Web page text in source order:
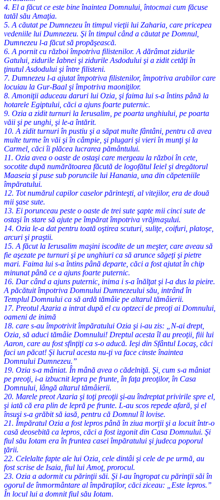
4. El a făcut ce este bine înaintea Domnului, întocmai cum făcuse
tatăl său Amaţia.
5. A căutat pe Dumnezeu în timpul vieţii lui Zaharia, care pricepea
vedeniile lui Dumnezeu. Şi în timpul când a căutat pe Domnul,
Dumnezeu l-a făcut să propăşească.
6. A pornit cu război împotriva filistenilor. A dărâmat zidurile
Gatului, zidurile Iabnei şi zidurile Asdodului şi a zidit cetăţi în
ţinutul Asdodului şi între filisteni.
7. Dumnezeu l-a ajutat împotriva filistenilor, împotriva arabilor care
locuiau la Gur-Baal şi împotriva maoniţilor.
8. Amoniţii aduceau daruri lui Ozia, şi faima lui s-a întins până la
hotarele Egiptului, căci a ajuns foarte puternic.
9. Ozia a zidit turnuri la Ierusalim, pe poarta unghiului, pe poarta
văii şi pe unghi, şi le-a întărit.
10. A zidit turnuri în pustiu şi a săpat multe fântâni, pentru că avea
multe turme în văi şi în câmpie, şi plugari şi vieri în munţi şi la
Carmel, căci îi plăcea lucrarea pământului.
11. Ozia avea o oaste de ostaşi care mergeau la război în cete,
socotite după numărătoarea făcută de logofătul Ieiel şi dregătorul
Maaseia şi puse sub poruncile lui Hanania, una din căpeteniile
împăratului.
12. Tot numărul capilor caselor părinteşti, al vitejilor, era de două
mii şase sute.
13. Ei porunceau peste o oaste de trei sute şapte mii cinci sute de
ostaşi în stare să ajute pe împărat împotriva vrăjmaşului.
14. Ozia le-a dat pentru toată oştirea scuturi, suliţe, coifuri, platoşe,
arcuri şi praştii.
15. A făcut la Ierusalim maşini iscodite de un meşter, care aveau să
fie aşezate pe turnuri şi pe unghiuri ca să arunce săgeţi şi pietre
mari. Faima lui s-a întins până departe, căci a fost ajutat în chip
minunat până ce a ajuns foarte puternic.
16. Dar când a ajuns puternic, inima i s-a înălţat şi l-a dus la pieire.
A păcătuit împotriva Domnului Dumnezeului său, intrând în
Templul Domnului ca să ardă tămâie pe altarul tămâierii.
17. Preotul Azaria a intrat după el cu optzeci de preoţi ai Domnului,
oameni de inimă
18. care s-au împotrivit împăratului Ozia şi i-au zis: „N-ai drept,
Ozia, să aduci tămâie Domnului! Dreptul acesta îl au preoţii, fiii lui
Aaron, care au fost sfinţiţi ca s-o aducă. Ieşi din Sfântul Locaş, căci
faci un păcat! Şi lucrul acesta nu-ţi va face cinste înaintea
Domnului Dumnezeu.”
19. Ozia s-a mâniat. În mână avea o cădelniţă. Şi, cum s-a mâniat
pe preoţi, i-a izbucnit lepra pe frunte, în faţa preoţilor, în Casa
Domnului, lângă altarul tămâierii.
20. Marele preot Azaria şi toţi preoţii şi-au îndreptat privirile spre el,
şi iată că era plin de lepră pe frunte. L-au scos repede afară, şi el
însuşi s-a grăbit să iasă, pentru că Domnul îl lovise.
21. Împăratul Ozia a fost lepros până în ziua morţii şi a locuit într-o
casă deosebită ca lepros, căci a fost izgonit din Casa Domnului. Şi
fiul său Iotam era în fruntea casei împăratului şi judeca poporul
ţării.
22. Celelalte fapte ale lui Ozia, cele dintâi şi cele de pe urmă, au
fost scrise de Isaia, fiul lui Amoţ, prorocul.
23. Ozia a adormit cu părinţii săi. Şi l-au îngropat cu părinţii săi în
ogorul de înmormântare al împăraţilor, căci ziceau: „Este lepros.”
În locul lui a domnit fiul său Iotam.